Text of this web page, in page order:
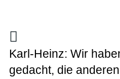
Karl-Heinz: Wir
gedacht, die